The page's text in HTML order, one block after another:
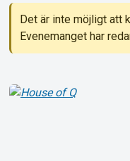
Det är inte möjligt att
Evenemanget har